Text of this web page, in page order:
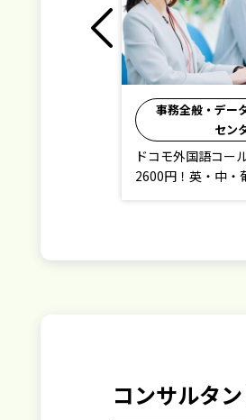
Previous
事務全般・デー
セン
＼週払い・毎月皆
際サービス受付／
コンサルタ